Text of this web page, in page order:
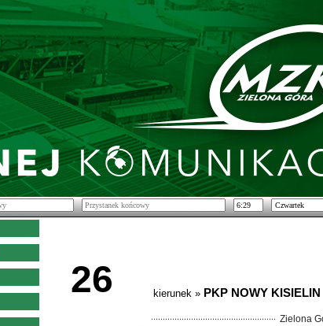
26 kierunek » PKP NOWY KISIELIN
Zielona